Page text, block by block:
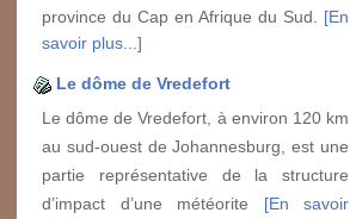
province du Cap en Afrique du Sud. [En
savoir plus...]
Le dôme de Vredefort
Le dôme de Vredefort, à environ 120 km
au sud-ouest de Johannesburg, est une
partie représentative de la structure
d’impact d’une météorite [En savoir